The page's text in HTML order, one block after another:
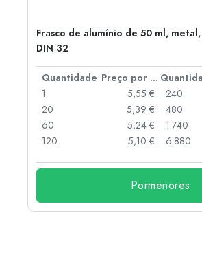
Frasco de alumínio de 50 ml,
DIN 32
Quantidade Preço por peça
1
5,55 €
20
5,39 €
60
5,24 €
120
5,10 €
240
480
1.740
6.880
Pormenores